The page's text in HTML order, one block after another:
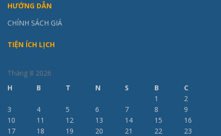
HƯỚNG DẪN
CHÍNH SÁCH GIÁ
TIỆN ÍCH LỊCH
Tháng 8 2026
H
B T N S B
C
1
2
3
4 5 6 7 8
9
10
11 12 13 14 15
16
17
18 19 20 21 22
23